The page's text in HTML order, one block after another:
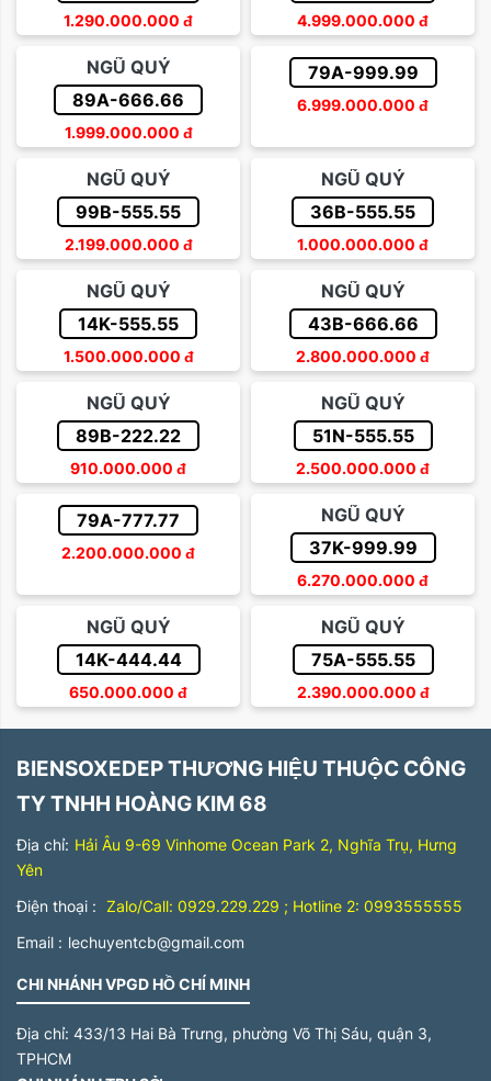
1.290.000.000 đ 4.999.000.000 đ
NGŨ QUÝ
89A-666.66
1.999.000.000 đ
79A-999.99
6.999.000.000 đ
NGŨ QUÝ
99B-555.55
2.199.000.000 đ
NGŨ QUÝ
36B-555.55
1.000.000.000 đ
NGŨ QUÝ
14K-555.55
1.500.000.000 đ
NGŨ QUÝ
43B-666.66
2.800.000.000 đ
NGŨ QUÝ
89B-222.22
910.000.000 đ
NGŨ QUÝ
51N-555.55
2.500.000.000 đ
79A-777.77
2.200.000.000 đ
NGŨ QUÝ
37K-999.99
6.270.000.000 đ
NGŨ QUÝ
14K-444.44
650.000.000 đ
NGŨ QUÝ
75A-555.55
2.390.000.000 đ
BIENSOXEDEP THƯƠNG HIỆU THUỘC CÔNG
TY TNHH HOÀNG KIM 68
Địa chỉ: Hải Âu 9-69 Vinhome Ocean Park 2, Nghĩa Trụ, Hưng
Yên
Điện thoại : Zalo/Call: 0929.229.229 ; Hotline 2: 0993555555
Email : lechuyentcb@gmail.com
CHI NHÁNH VPGD HỒ CHÍ MINH
Địa chỉ: 433/13 Hai Bà Trưng, phường Võ Thị Sáu, quận 3,
TPHCM